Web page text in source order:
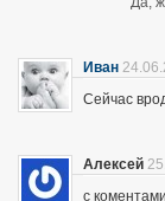
Иван
Сейчас
Алексей
с